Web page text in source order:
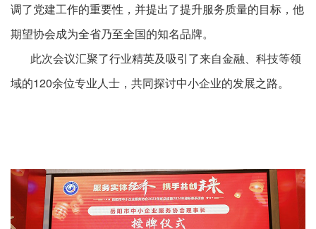
调了党建工作的重要性，并提出了提升服务质量的目标，他
期望协会成为全省乃至全国的知名品牌。
此次会议汇聚了行业精英及吸引了来自金融、科技等领
域的120余位专业人士，共同探讨中小企业的发展之路。